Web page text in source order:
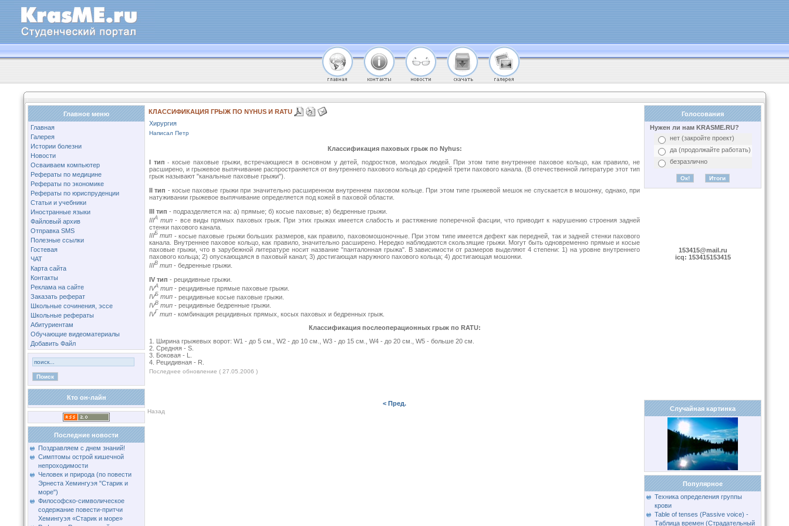
Главное меню
Главная
Галерея
Истории болезни
Новости
Осваиваем компьютер
Рефераты по медицине
Рефераты по экономике
Рефераты по юриспруденции
Статьи и учебники
Иностранные языки
Файловый архив
Отправка SMS
Полезные ссылки
Гостевая
ЧАТ
Карта сайта
Контакты
Реклама на сайте
Заказать реферат
Школьные сочинения, эссе
Школьные рефераты
Абитуриентам
Обучающие видеоматериалы
Добавить Файл
Кто он-лайн
Последние новости
Поздравляем с днем знаний!
Симптомы острой кишечной
непроходимости
Человек и природа (по повести
Эрнеста Хемингуэя "Старик и
море")
Философско-символическое
содержание повести-притчи
Хемингуэя «Старик и море»
КЛАССИФИКАЦИЯ ГРЫЖ ПО NYHUS И RATU
Хирургия
Написал Петр
Классификация паховых грыж по Nyhus:
I тип - косые паховые грыжи, встречающиеся в основном у детей, подростков, молодых людей. При этом типе внутреннее паховое кольцо, как правило, не
расширено, и грыжевое выпячивание распространяется от внутреннего пахового кольца до средней трети пахового канала. (В отечественной литературе этот тип
грыж называют "канальные паховые грыжи").
II тип - косые паховые грыжи при значительно расширенном внутреннем паховом кольце. При этом типе грыжевой мешок не спускается в мошонку, однако, при
натуживании грыжевое выпячивание определяется под кожей в паховой области.
III тип - подразделяется на: а) прямые; б) косые паховые; в) бедренные грыжи.
IIIA тип - все виды прямых паховых грыж. При этих грыжах имеется слабость и растяжение поперечной фасции, что приводит к нарушению строения задней
стенки пахового канала.
IIIБ тип - косые паховые грыжи больших размеров, как правило, паховомошоночные. При этом типе имеется дефект как передней, так и задней стенки пахового
канала. Внутреннее паховое кольцо, как правило, значительно расширено. Нередко наблюдаются скользящие грыжи. Могут быть одновременно прямые и косые
паховые грыжи, что в зарубежной литературе носит название "панталонная грыжа". В зависимости от размеров выделяют 4 степени: 1) на уровне внутреннего
пахового кольца; 2) опускающаяся в паховый канал; 3) достигающая наружного пахового кольца; 4) достигающая мошонки.
IIIВ тип - бедренные грыжи.
IV тип - рецидивные грыжи.
IVА тип - рецидивные прямые паховые грыжи.
IVБ тип - рецидивные косые паховые грыжи.
IVВ тип - рецидивные бедренные грыжи.
IVГ тип - комбинация рецидивных прямых, косых паховых и бедренных грыж.
Классификация послеоперационных грыж по RATU:
1. Ширина грыжевых ворот: W1 - до 5 см., W2 - до 10 см., W3 - до 15 см., W4 - до 20 см., W5 - больше 20 см.
2. Средняя - S.
3. Боковая - L.
4. Рецидивная - R.
Последнее обновление ( 27.05.2006 )
< Пред.
Назад
Голосования
Нужен ли нам KRASME.RU?
нет (закройте проект)
да (продолжайте работать)
безразлично
153415@mail.ru
icq: 153415153415
Случайная картинка
Популярное
Техника определения группы
крови
Table of tenses (Passive voice) -
Таблица времен (Страдательный